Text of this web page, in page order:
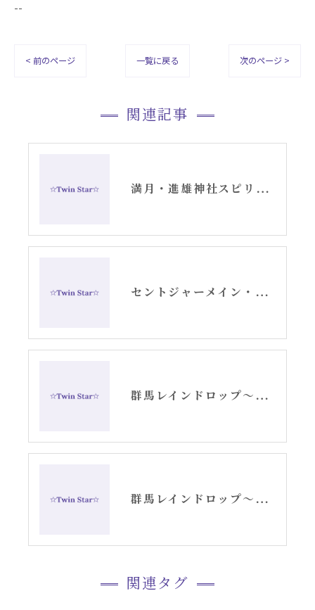
--
< 前のページ 一覧に戻る 次のページ >
関連記事
満月・進雄神社スピリチュアル
セントジャーメイン・スピリチュアルセッションブレッシングドロップ・
群馬レインドロップ〜天使の羽根ヒーリングセッション記事〜
群馬レインドロップ〜天使の羽根ヒーリング〜
関連タグ